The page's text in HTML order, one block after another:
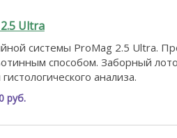
Ultra
системы ProMag 2.5 Ultra.
способом. Заборный
анализа.
руб.